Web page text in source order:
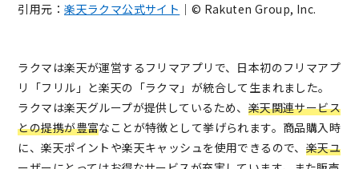
引用元：楽天ラクマ公式サイト ｜© Rakuten Group, Inc.
ラクマは楽天が運営するフリマアプリで、日本初のフリマアプ
リ「フリル」と楽天の「ラクマ」が統合して生まれました。
ラクマは楽天グループが提供しているため、 楽天関連サービス
との提携が豊富なことが特徴として挙げられます。商品購入時
に、楽天ポイントや楽天キャッシュを使用できるので、 楽天ユ